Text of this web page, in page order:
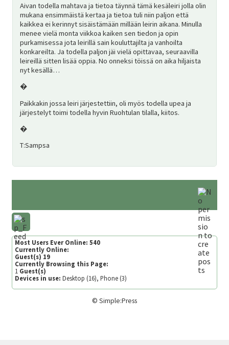
Aivan todella mahtava ja tietoa täynnä tämä kesäleiri jolla olin
mukana ensimmäistä kertaa ja tietoa tuli niin paljon että
kaikkea ei kerinnyt sisäistämään millään leirin aikana. Minulla
menee vielä monta viikkoa kaiken sen tiedon ja opin
purkamisessa jota leirillä sain kouluttajilta ja vanhoilta
konkareilta. Ja todella paljon jäi vielä opittavaa, seuraavilla
leireillä sitten lisää oppia. No onneksi töissä on aika hiljaista
nyt kesällä…
�
Paikkakin jossa leiri järjestettiin, oli myös todella upea ja
järjestelyt toimi todella hyvin Ruohtulan tilalla, kiitos.
�
T:Sampsa
Most Users Ever Online: 540
Currently Online:
Guest(s) 19
Currently Browsing this Page:
1 Guest(s)
Devices in use: Desktop (16), Phone (3)
© Simple:Press